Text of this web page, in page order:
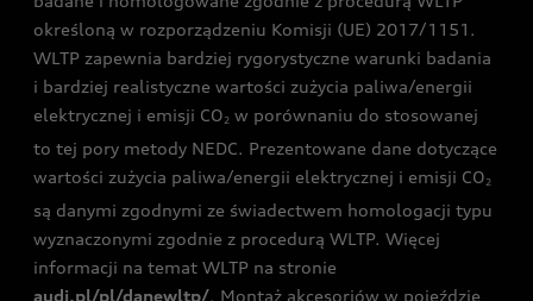
określoną w rozporządzeniu Komisji (UE) 2017/1151.
WLTP zapewnia bardziej rygorystyczne warunki badania
i bardziej realistyczne wartości zużycia paliwa/energii
elektrycznej i emisji CO2 w porównaniu do stosowanej
to tej pory metody NEDC. Prezentowane dane dotyczące
wartości zużycia paliwa/energii elektrycznej i emisji CO2
są danymi zgodnymi ze świadectwem homologacji typu
wyznaczonymi zgodnie z procedurą WLTP. Więcej
informacji na temat WLTP na stronie
audi.pl/pl/danewltp/. Montaż akcesoriów w pojeździe